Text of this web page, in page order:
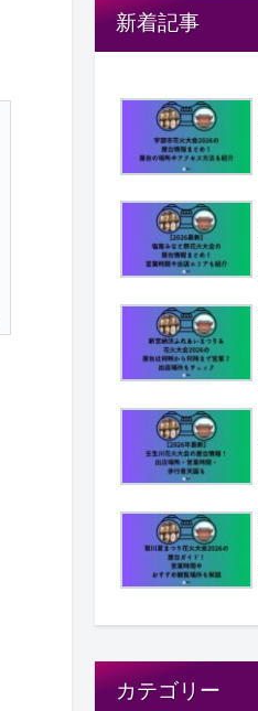
新着記事
カテゴリー